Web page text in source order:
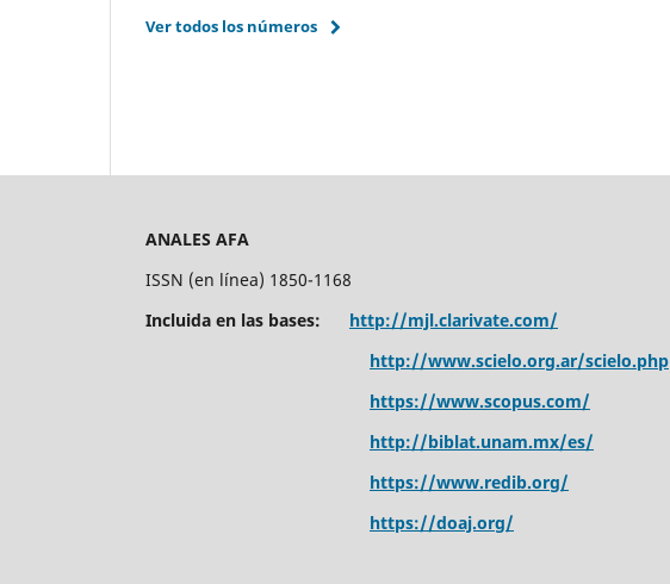
Ver todos los números
ANALES AFA
ISSN (en línea) 1850-1168
Incluida en las bases: http://mjl.clarivate.com/
http://www.scielo.org.ar/scielo.php
https://www.scopus.com/
http://biblat.unam.mx/es/
https://www.redib.org/
https://doaj.org/